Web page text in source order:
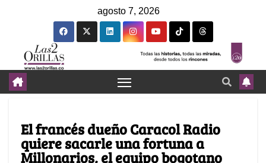
agosto 7, 2026
El francés dueño Caracol Radio
quiere sacarle una fortuna a
Millonarios, el equipo bogotano